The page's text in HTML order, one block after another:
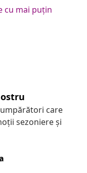
cu mai puțin
care
sezoniere și